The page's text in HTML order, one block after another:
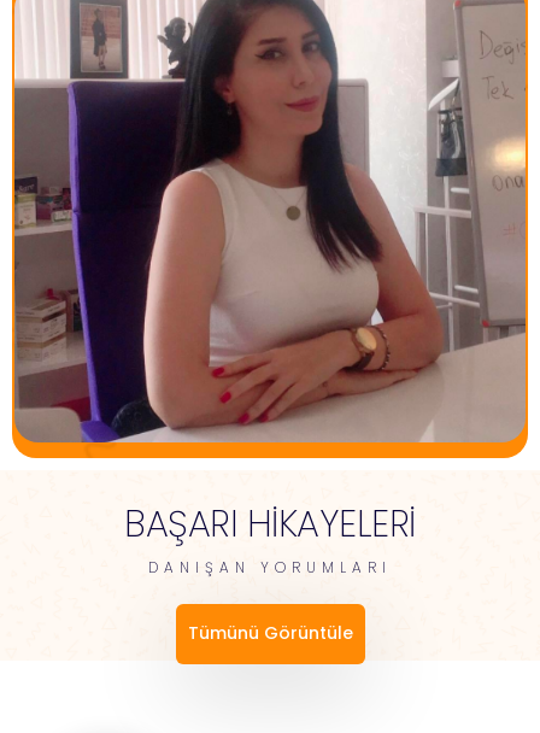
BAŞARI HİKAYELERİ
DANIŞAN YORUMLARI
Tümünü Görüntüle